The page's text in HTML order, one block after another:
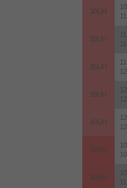
30UH
33UH
35UH
38UH
40UH
28EH
30EH